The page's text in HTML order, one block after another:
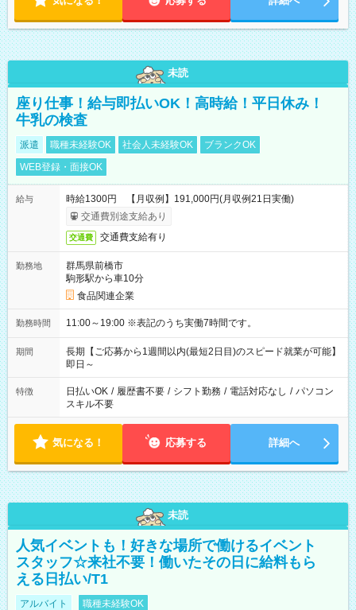
未読
座り仕事！給与即払いOK！高時給！平日休み！
牛乳の検査
派遣 職種未経験OK 社会人未経験OK
ブランクOK
WEB登録・面接OK
給与
時給1300円 【月収例】191,000円(月収例21日実働)
交通費別途支給あり
交通費 交通費支給有り
勤務地
群馬県前橋市
駒形駅から車10分
食品関連企業
勤務時間 11:00～19:00 ※表記のうち実働7時間です。
期間
長期【ご応募から1週間以内(最短2日目)のスピード就業が可能】
即日～
特徴 日払いOK / 履歴書不要 / シフト勤務 / 電話対応なし / パソコン
スキル不要
気になる！ 応募する 詳細へ
未読
人気イベントも！好きな場所で働けるイベント
スタッフ☆来社不要！働いたその日に給料もら
える日払い/T1
アルバイト 職種未経験OK